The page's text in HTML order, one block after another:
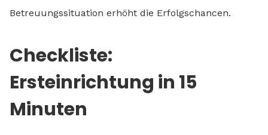
Betreuungssituation erhöht die Erfolgschancen.
Checkliste:
Ersteinrichtung in 15
Minuten